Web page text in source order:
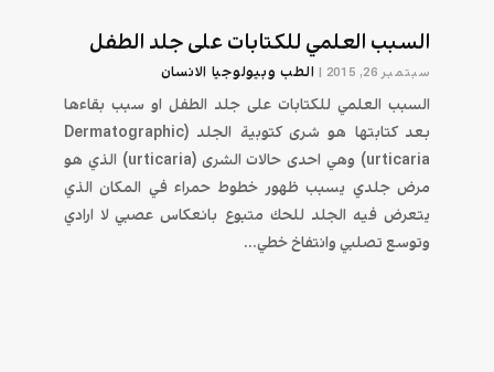
السبب العلمي للكتابات على جلد الطفل
سبتمبر 26, 2015 | الطب وبيولوجيا الانسان
السبب العلمي للكتابات على جلد الطفل او سبب بقاءها
بعد كتابتها هو شرى كتوبية الجلد (Dermatographic
urticaria) وهي احدى حالات الشرى (urticaria) الذي هو
مرض جلدي يسبب ظهور خطوط حمراء في المكان الذي
يتعرض فيه الجلد للحك متبوع بانعكاس عصبي لا ارادي
وتوسع تصلبي وانتفاخ خطي...